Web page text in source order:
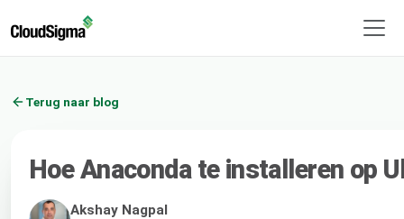
Terug naar blog
Hoe Anaconda te installeren op
Akshay Nagpal